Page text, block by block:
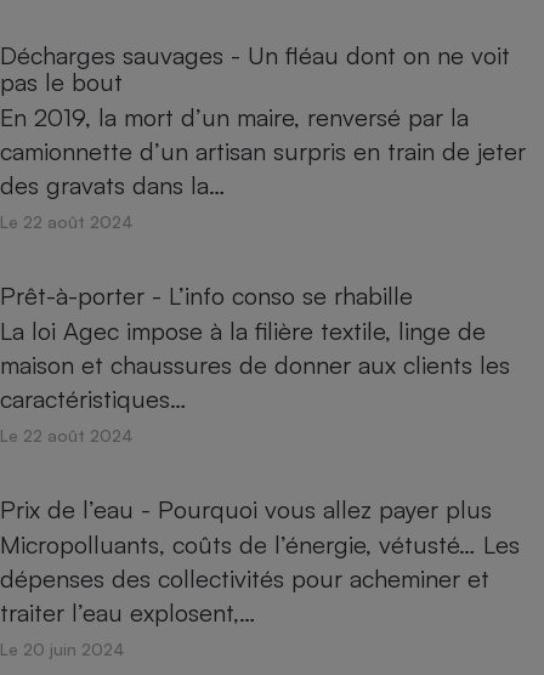
Décharges sauvages - Un fléau dont on ne voit
pas le bout
En 2019, la mort d’un maire, renversé par la
camionnette d’un artisan surpris en train de jeter
des gravats dans la…
Le 22 août 2024
Prêt-à-porter - L’info conso se rhabille
La loi Agec impose à la filière textile, linge de
maison et chaussures de donner aux clients les
caractéristiques…
Le 22 août 2024
Prix de l’eau - Pourquoi vous allez payer plus
Micropolluants, coûts de l’énergie, vétusté… Les
dépenses des collectivités pour acheminer et
traiter l’eau explosent,…
Le 20 juin 2024